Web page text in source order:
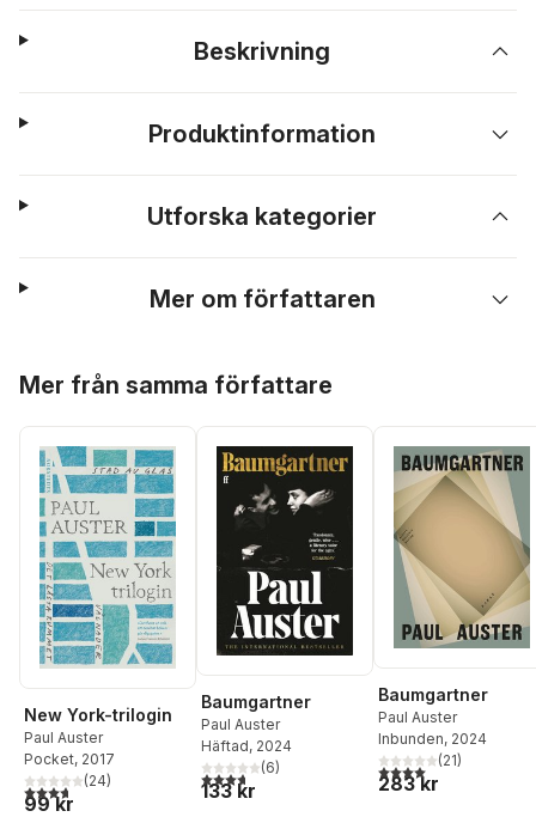
Beskrivning
Produktinformation
Utforska kategorier
Mer om författaren
Mer från samma författare
New York-trilogin
Paul Auster
Pocket, 2017
3,7utav 5 stjärnor. Totalt antal röster:
(24)
99 kr
Baumgartner
Paul Auster
Häftad, 2024
3,7utav 5 stjärnor. Totalt antal röster:
(6)
133 kr
Baumgartner
Paul Auster
Inbunden, 2024
4,0utav 5 stjärnor.
(21)
283 kr